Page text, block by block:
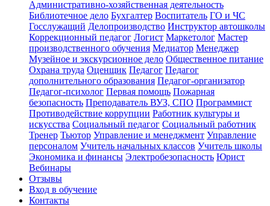
Административно-хозяйственная деятельность
Библиотечное дело Бухгалтер Воспитатель ГО и ЧС
Госслужащий Делопроизводство Инструктор автошколы
Коррекционный педагог Логист Маркетолог Мастер
производственного обучения Медиатор Менеджер
Музейное и экскурсионное дело Общественное питание
Охрана труда Оценщик Педагог Педагог
дополнительного образования Педагог-организатор
Педагог-психолог Первая помощь Пожарная
безопасность Преподаватель ВУЗ, СПО Программист
Противодействие коррупции Работник культуры и
искусства Социальный педагог Социальный работник
Тренер Тьютор Управление и менеджмент Управление
персоналом Учитель начальных классов Учитель школы
Экономика и финансы Электробезопасность Юрист
Вебинары
Отзывы
Вход в обучение
Контакты